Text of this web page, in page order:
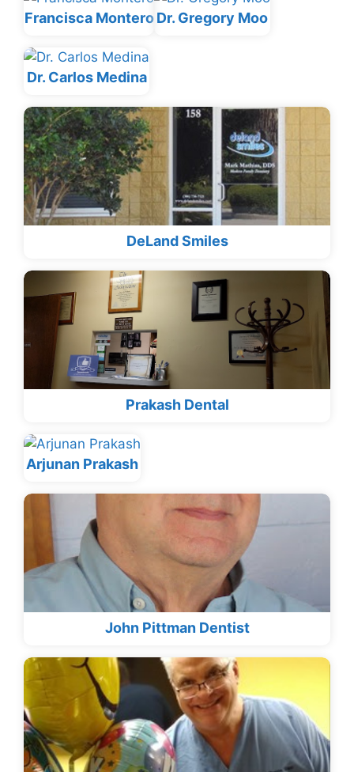
Francisca Montero Dr. Gregory Moo
Dr. Carlos Medina
DeLand Smiles
Prakash Dental
Arjunan Prakash
John Pittman Dentist